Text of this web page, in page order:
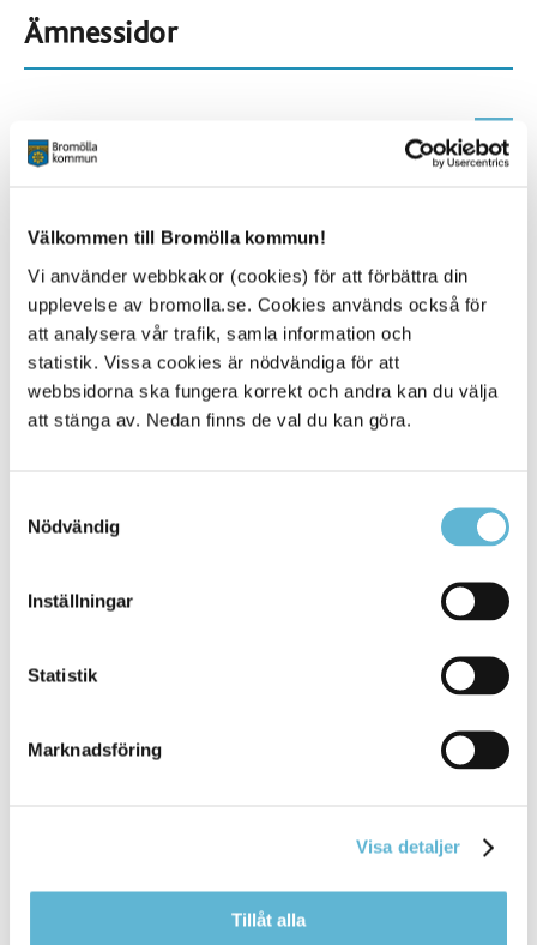
Välkommen till Bromölla kommun!
Vi använder webbkakor (cookies) för att förbättra din
upplevelse av bromolla.se. Cookies används också för
att analysera vår trafik, samla information och
statistik. Vissa cookies är nödvändiga för att
webbsidorna ska fungera korrekt och andra kan du välja
att stänga av. Nedan finns de val du kan göra.
Nödvändig
Inställningar
Statistik
Marknadsföring
Visa detaljer
Tillåt alla
Ämnessidor
300
Alla platser
KONTAKT
Besöksadress
Postadress
Box 18, 295 21 Bromölla